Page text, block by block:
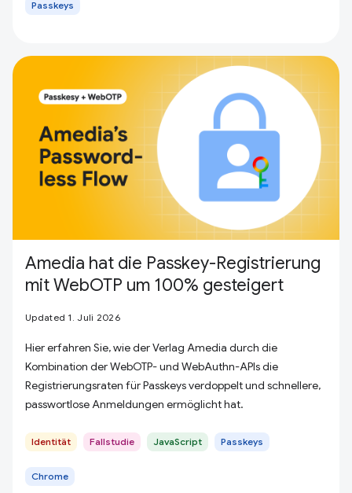
Passkeys
Amedia hat die Passkey-Registrierung
mit WebOTP um 100% gesteigert
Updated 1. Juli 2026
Hier erfahren Sie, wie der Verlag Amedia durch die
Kombination der WebOTP- und WebAuthn-APIs die
Registrierungsraten für Passkeys verdoppelt und schnellere,
passwortlose Anmeldungen ermöglicht hat.
Identität Fallstudie JavaScript Passkeys
Chrome